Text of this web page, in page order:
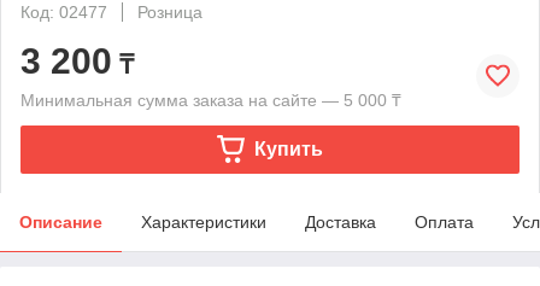
Код: 02477
Розница
3 200 ₸
Минимальная сумма заказа на сайте — 5 000 ₸
Купить
Описание Характеристики Доставка Оплата